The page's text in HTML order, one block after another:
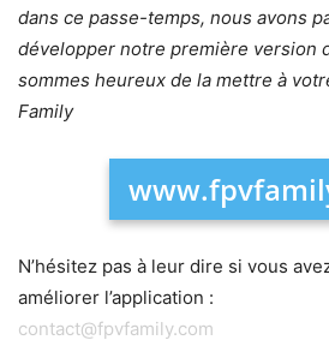
dans ce passe-temps, nous avons
développer notre première version
sommes heureux de la mettre à
Family
N’hésitez pas à leur dire si vous
améliorer l’application :
contact@fpvfamily.com